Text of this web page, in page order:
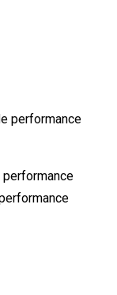
performance